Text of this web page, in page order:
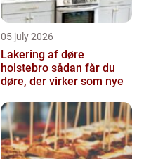
05 july 2026
Lakering af døre
holstebro sådan får du
døre, der virker som nye